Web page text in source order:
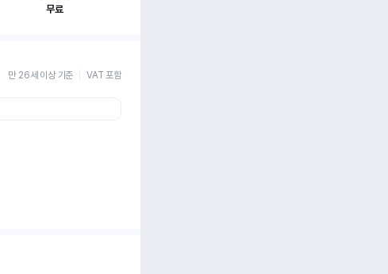
무료
만 26세 이상 기준 VAT 포함